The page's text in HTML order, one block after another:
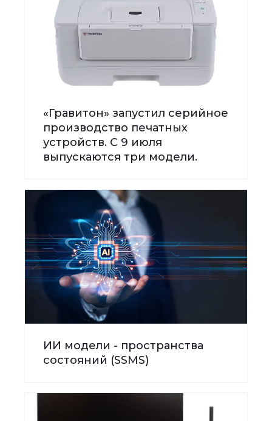
«Гравитон» запустил серийное
производство печатных
устройств. С 9 июля
выпускаются три модели.
ИИ модели - пространства
состояний (SSMS)